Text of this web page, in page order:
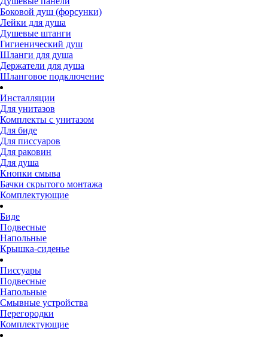
Боковой душ (форсунки)
Лейки для душа
Душевые штанги
Гигиенический душ
Шланги для душа
Держатели для душа
Шланговое подключение
Инсталляции
Для унитазов
Комплекты с унитазом
Для биде
Для писсуаров
Для раковин
Для душа
Кнопки смыва
Бачки скрытого монтажа
Комплектующие
Биде
Подвесные
Напольные
Крышка-сиденье
Писсуары
Подвесные
Напольные
Смывные устройства
Перегородки
Комплектующие